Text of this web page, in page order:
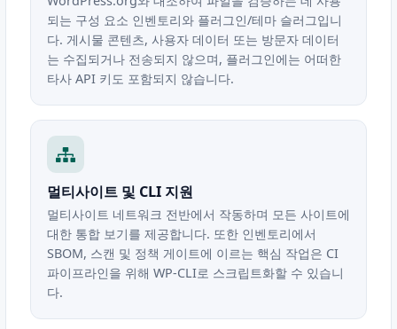
되는 구성 요소 인벤토리와 플러그인/테마 슬러그입니
다. 게시물 콘텐츠, 사용자 데이터 또는 방문자 데이터
는 수집되거나 전송되지 않으며, 플러그인에는 어떠한
타사 API 키도 포함되지 않습니다.
멀티사이트 및 CLI 지원
멀티사이트 네트워크 전반에서 작동하며 모든 사이트에
대한 통합 보기를 제공합니다. 또한 인벤토리에서
SBOM, 스캔 및 정책 게이트에 이르는 핵심 작업은 CI
파이프라인을 위해 WP-CLI로 스크립트화할 수 있습니
다.